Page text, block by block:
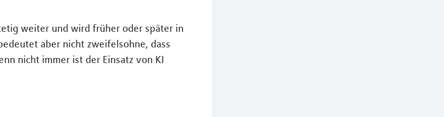
weiter und wird früher oder später in
aber nicht zweifelsohne, dass
nicht immer ist der Einsatz von KI